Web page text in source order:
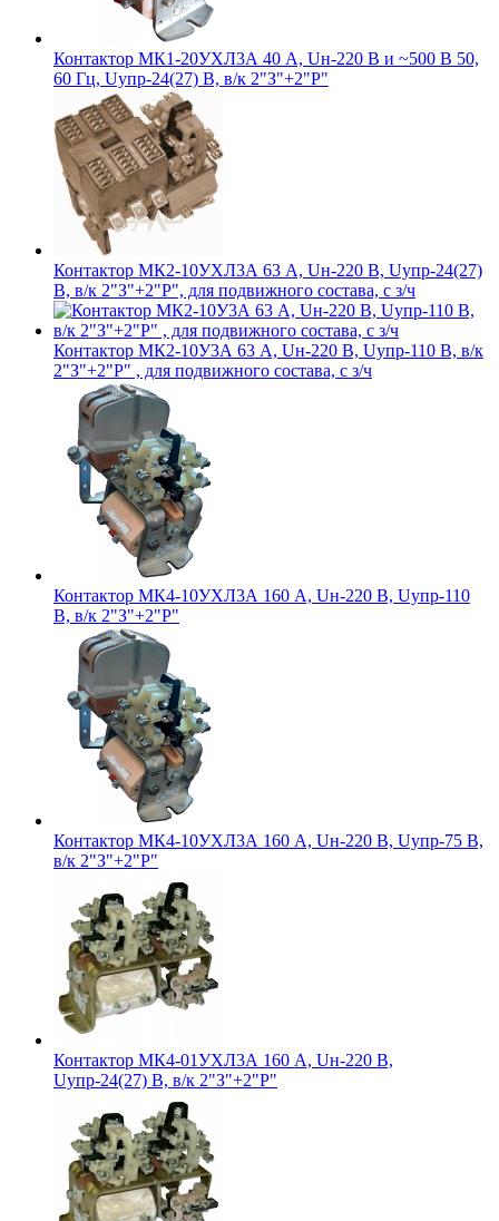
Контактор МК1-20УХЛ3А 40 А, Uн-220 В и ~500 В 50,
60 Гц, Uупр-24(27) В, в/к 2"З"+2"Р"
Контактор МК2-10УХЛ3А 63 А, Uн-220 В, Uупр-24(27)
В, в/к 2"З"+2"Р", для подвижного состава, с з/ч
Контактор МК2-10У3А 63 А, Uн-220 В, Uупр-110 В, в/к
2"З"+2"Р" , для подвижного состава, с з/ч
Контактор МК4-10УХЛ3А 160 А, Uн-220 В, Uупр-110
В, в/к 2"З"+2"Р"
Контактор МК4-10УХЛ3А 160 А, Uн-220 В, Uупр-75 В,
в/к 2"З"+2"Р"
Контактор МК4-01УХЛ3А 160 А, Uн-220 В,
Uупр-24(27) В, в/к 2"З"+2"Р"